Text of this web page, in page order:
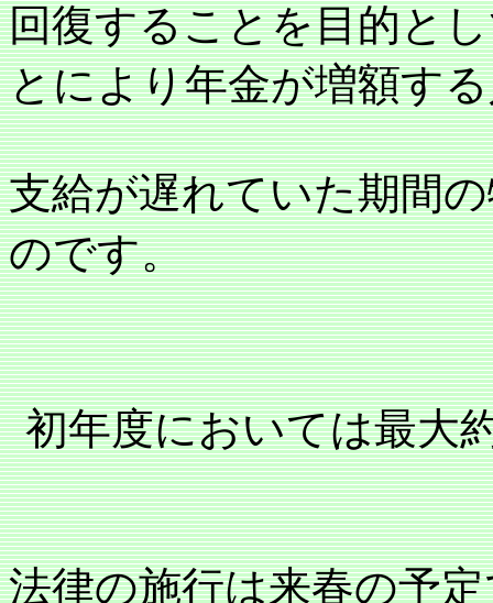
回復することを目的と
とにより年金が増額す
支給が遅れていた期間
のです。
初年度においては最大
法律の施行は来春の予